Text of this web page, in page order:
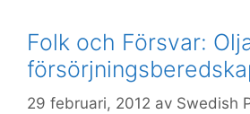
Folk och Försvar:
29 februari, 2012 av Swedish